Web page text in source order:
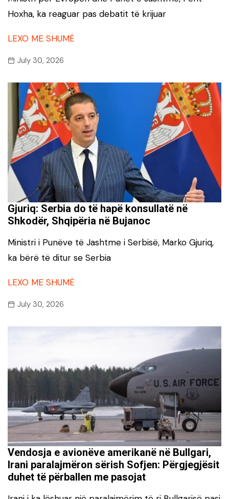
Hoxha, ka reaguar pas debatit të krijuar
LEXO ME SHUMË
July 30, 2026
Gjuriq: Serbia do të hapë konsullatë në
Shkodër, Shqipëria në Bujanoc
Ministri i Punëve të Jashtme i Serbisë, Marko Gjuriq,
ka bërë të ditur se Serbia
LEXO ME SHUMË
July 30, 2026
Vendosja e avionëve amerikanë në Bullgari,
Irani paralajmëron sërish Sofjen: Përgjegjësit
duhet të përballen me pasojat